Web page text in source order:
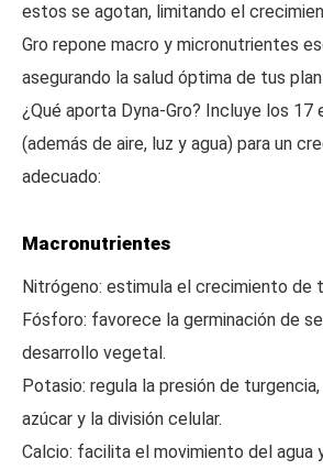
estos se agotan, limitando el
Gro repone macro y micronutrientes
asegurando la salud óptima de tus
¿Qué aporta Dyna-Gro? Incluye los
(además de aire, luz y agua) para un
adecuado:
Macronutrientes
Nitrógeno: estimula el crecimiento de
Fósforo: favorece la germinación de
desarrollo vegetal.
Potasio: regula la presión de
azúcar y la división celular.
Calcio: facilita el movimiento del agua